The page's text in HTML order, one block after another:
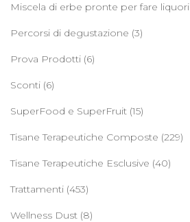
Miscela di erbe pronte per fare liquori
Percorsi di degustazione (3)
Prova Prodotti (6)
Sconti (6)
SuperFood e SuperFruit (15)
Tisane Terapeutiche Composte (229)
Tisane Terapeutiche Esclusive (40)
Trattamenti (453)
Wellness Dust (8)